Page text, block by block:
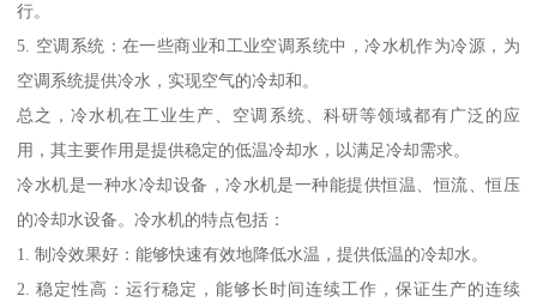
行。
5. 空调系统：在一些商业和工业空调系统中，冷水机作为冷源，为
空调系统提供冷水，实现空气的冷却和。
总之，冷水机在工业生产、空调系统、科研等领域都有广泛的应
用，其主要作用是提供稳定的低温冷却水，以满足冷却需求。
冷水机是一种水冷却设备，冷水机是一种能提供恒温、恒流、恒压
的冷却水设备。冷水机的特点包括：
1. 制冷效果好：能够快速有效地降低水温，提供低温的冷却水。
2. 稳定性高：运行稳定，能够长时间连续工作，保证生产的连续